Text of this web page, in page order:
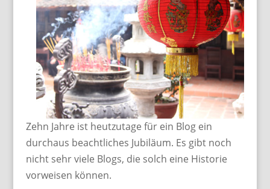
Zehn Jahre ist heutzutage für ein Blog ein
durchaus beachtliches Jubiläum. Es gibt noch
nicht sehr viele Blogs, die solch eine Historie
vorweisen können.